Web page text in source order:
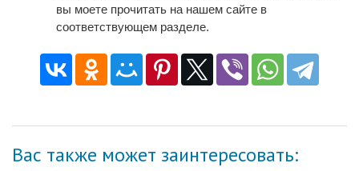
вы моете прочитать на нашем сайте в
соответствующем разделе.
Вас также может заинтересовать: